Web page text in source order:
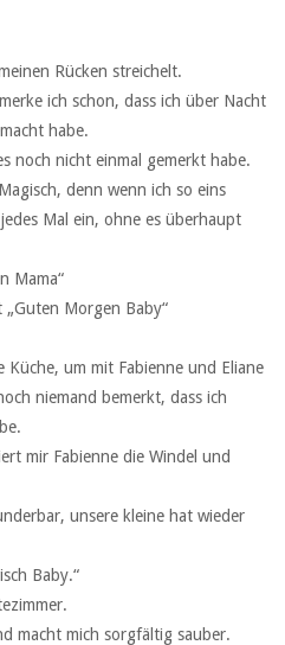
Rücken streichelt.
ich schon, dass ich über Nacht
habe.
noch nicht einmal gemerkt habe.
denn wenn ich so eins
Mal ein, ohne es überhaupt
Mama“
Morgen Baby“
um mit Fabienne und Eliane
niemand bemerkt, dass ich
mir Fabienne die Windel und
unsere kleine hat wieder
Baby.“
macht mich sorgfältig sauber.